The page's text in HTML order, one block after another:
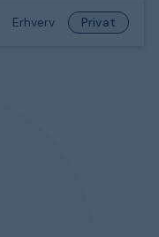
Erhverv Privat